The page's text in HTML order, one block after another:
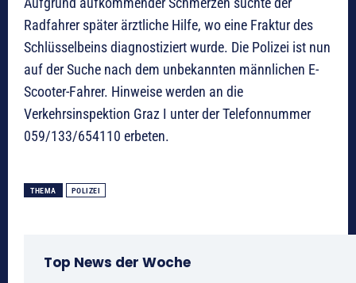
Radfahrer später ärztliche Hilfe, wo eine Fraktur des
Schlüsselbeins diagnostiziert wurde. Die Polizei ist nun
auf der Suche nach dem unbekannten männlichen E-
Scooter-Fahrer. Hinweise werden an die
Verkehrsinspektion Graz I unter der Telefonnummer
059/133/654110 erbeten.
THEMA POLIZEI
Top News der Woche